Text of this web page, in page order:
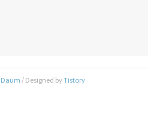
Daum / Designed byTistory